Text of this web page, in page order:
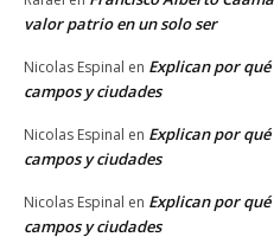
valor patrio en un solo ser
Nicolas Espinal en Explican por
campos y ciudades
Nicolas Espinal en Explican por
campos y ciudades
Nicolas Espinal en Explican por
campos y ciudades